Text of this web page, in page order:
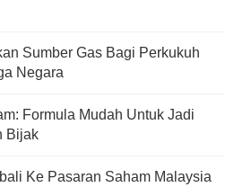
Sumber Gas Bagi Perkukuh
Negara
Formula Mudah Untuk Jadi
Bijak
Ke Pasaran Saham Malaysia